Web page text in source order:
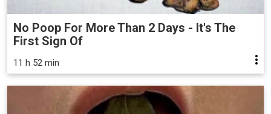
No Poop For More Than 2 Days - It's The
First Sign Of
11 h 52 min